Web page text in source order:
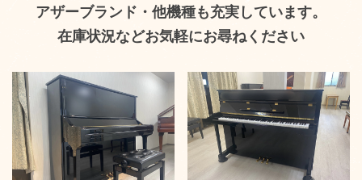
アザーブランド・他機種も充実しています。
在庫状況などお気軽にお尋ねください